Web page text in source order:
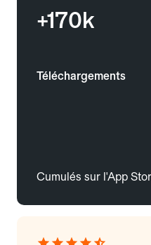
+170k
Téléchargements
Cumulés sur l'App